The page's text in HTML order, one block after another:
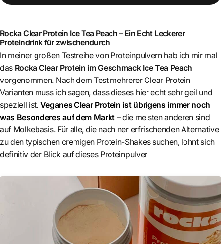
Rocka Clear Protein Ice Tea Peach – Ein Echt Leckerer
Proteindrink für zwischendurch
In meiner großen Testreihe von Proteinpulvern hab ich mir mal
das Rocka Clear Protein im Geschmack Ice Tea Peach
vorgenommen. Nach dem Test mehrerer Clear Protein
Varianten muss ich sagen, dass dieses hier echt sehr geil und
speziell ist. Veganes Clear Protein ist übrigens immer noch
was Besonderes auf dem Markt – die meisten anderen sind
auf Molkebasis. Für alle, die nach ner erfrischenden Alternative
zu den typischen cremigen Protein-Shakes suchen, lohnt sich
definitiv der Blick auf dieses Proteinpulver